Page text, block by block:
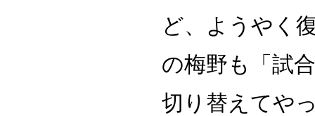
ど、ようやく
の梅野も「試
切り替えてや